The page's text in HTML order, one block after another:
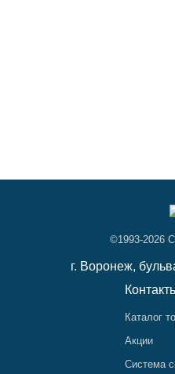
©1993-2026
г. Воронеж,
Каталог
Акции
Система